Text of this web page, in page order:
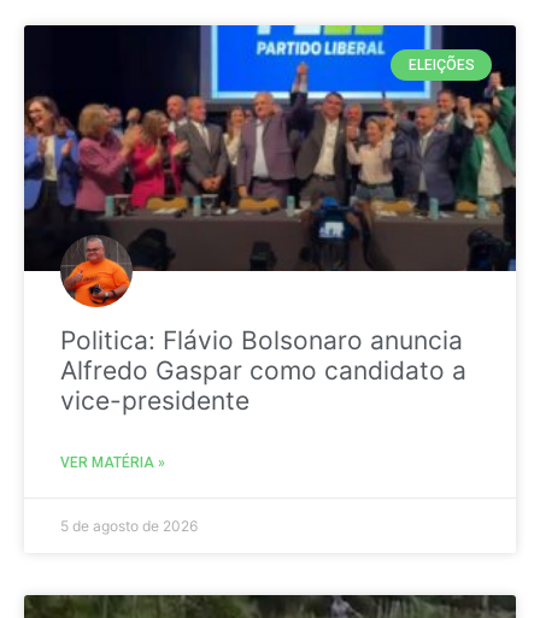
ELEIÇÕES
Politica: Flávio Bolsonaro anuncia
Alfredo Gaspar como candidato a
vice-presidente
VER MATÉRIA »
5 de agosto de 2026